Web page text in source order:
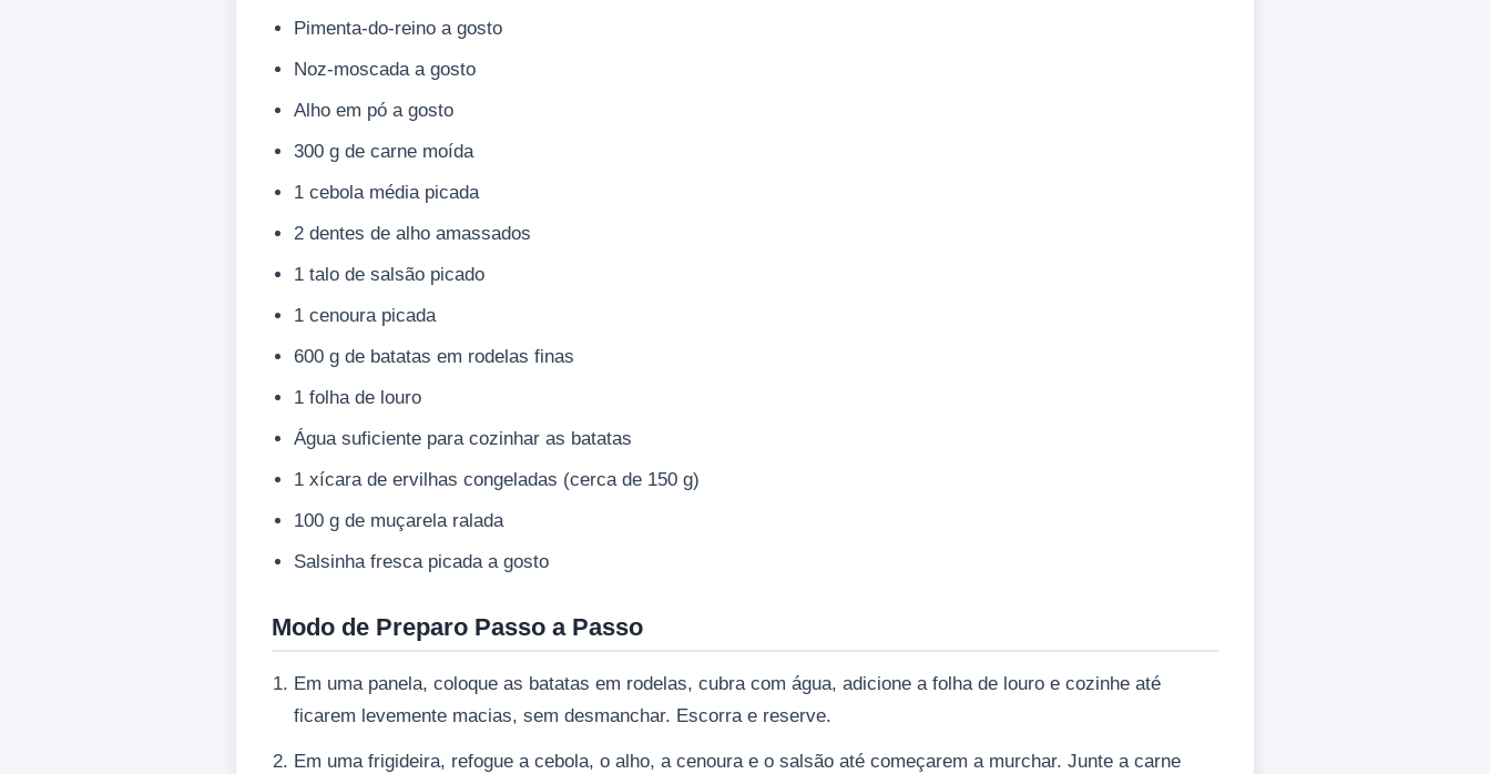
Pimenta-do-reino a gosto
Noz-moscada a gosto
Alho em pó a gosto
300 g de carne moída
1 cebola média picada
2 dentes de alho amassados
1 talo de salsão picado
1 cenoura picada
600 g de batatas em rodelas finas
1 folha de louro
Água suficiente para cozinhar as batatas
1 xícara de ervilhas congeladas (cerca de 150 g)
100 g de muçarela ralada
Salsinha fresca picada a gosto
Modo de Preparo Passo a Passo
Em uma panela, coloque as batatas em rodelas, cubra com água, adicione a folha de louro e cozinhe até
ficarem levemente macias, sem desmanchar. Escorra e reserve.
Em uma frigideira, refogue a cebola, o alho, a cenoura e o salsão até começarem a murchar. Junte a carne